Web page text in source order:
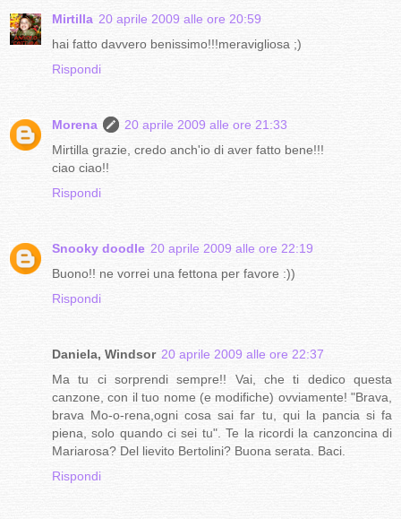
Mirtilla 20 aprile 2009 alle ore 20:59
hai fatto davvero benissimo!!!meravigliosa ;)
Rispondi
Morena
20 aprile 2009 alle ore 21:33
Mirtilla grazie, credo anch'io di aver fatto bene!!!
ciao ciao!!
Rispondi
Snooky doodle 20 aprile 2009 alle ore 22:19
Buono!! ne vorrei una fettona per favore :))
Rispondi
Daniela, Windsor 20 aprile 2009 alle ore 22:37
Ma tu ci sorprendi sempre!! Vai, che ti dedico questa
canzone, con il tuo nome (e modifiche) ovviamente! "Brava,
brava Mo-o-rena,ogni cosa sai far tu, qui la pancia si fa
piena, solo quando ci sei tu". Te la ricordi la canzoncina di
Mariarosa? Del lievito Bertolini? Buona serata. Baci.
Rispondi